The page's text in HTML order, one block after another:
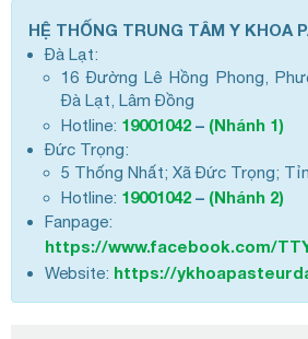
HỆ THỐNG TRUNG TÂM Y KHOA
Đà Lạt:
16 Đường Lê Hồng Phong,
Đà Lạt, Lâm Đồng
Hotline: 19001042 – (Nhánh 1)
Đức Trọng:
5 Thống Nhất; Xã Đức Trọng;
Hotline: 19001042 – (Nhánh 2)
Fanpage:
https://www.facebook.com/
Website: https://